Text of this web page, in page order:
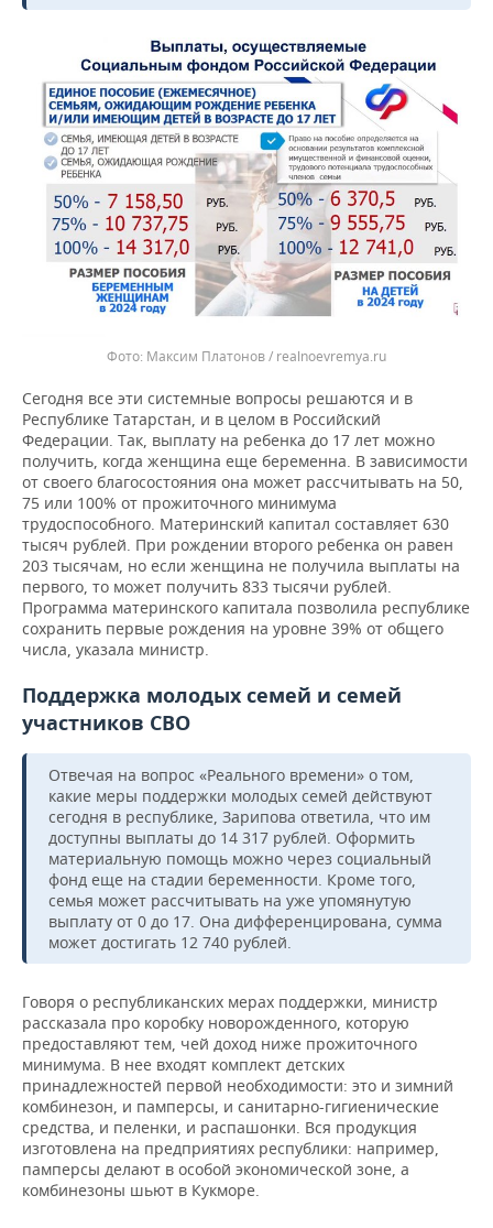
Максим Платонов / realnoevremya.ru
Сегодня все эти системные вопросы решаются и в
Республике Татарстан, и в целом в Российский
Федерации. Так, выплату на ребенка до 17 лет можно
получить, когда женщина еще беременна. В зависимости
от своего благосостояния она может рассчитывать на 50,
75 или 100% от прожиточного минимума
трудоспособного. Материнский капитал составляет 630
тысяч рублей. При рождении второго ребенка он равен
203 тысячам, но если женщина не получила выплаты на
первого, то может получить 833 тысячи рублей.
Программа материнского капитала позволила республике
сохранить первые рождения на уровне 39% от общего
числа, указала министр.
Поддержка молодых семей и семей
участников СВО
Отвечая на вопрос «Реального времени» о том,
какие меры поддержки молодых семей действуют
сегодня в республике, Зарипова ответила, что им
доступны выплаты до 14 317 рублей. Оформить
материальную помощь можно через социальный
фонд еще на стадии беременности. Кроме того,
семья может рассчитывать на уже упомянутую
выплату от 0 до 17. Она дифференцирована, сумма
может достигать 12 740 рублей.
Говоря о республиканских мерах поддержки, министр
рассказала про коробку новорожденного, которую
предоставляют тем, чей доход ниже прожиточного
минимума. В нее входят комплект детских
принадлежностей первой необходимости: это и зимний
комбинезон, и памперсы, и санитарно-гигиенические
средства, и пеленки, и распашонки. Вся продукция
изготовлена на предприятиях республики: например,
памперсы делают в особой экономической зоне, а
комбинезоны шьют в Кукморе.